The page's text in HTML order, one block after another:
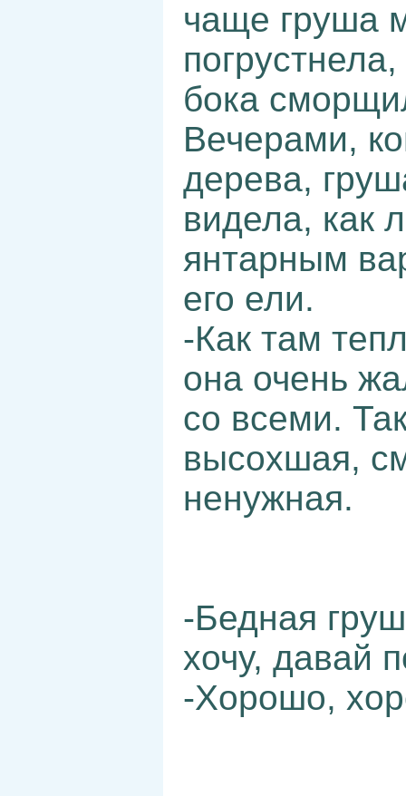
чаще груша
бока
Вечерами,
дерева,
видела, как
янтарным
его ели.
-Как там
она очень
со всеми.
высохшая,
ненужная.
-Бедная
хочу, давай
-Хорошо,